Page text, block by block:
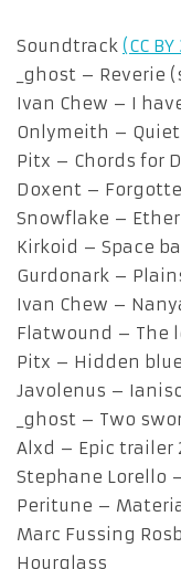
Soundtrack (CC
_ghost – Reverie
Ivan Chew – I
Onlymeith –
Pitx – Chords for
Doxent –
Snowflake –
Kirkoid – Space
Gurdonark –
Ivan Chew –
Flatwound – The
Pitx – Hidden
Javolenus –
_ghost – Two
Alxd – Epic trailer
Stephane Lorello
Peritune –
Marc Fussing
Hourglass